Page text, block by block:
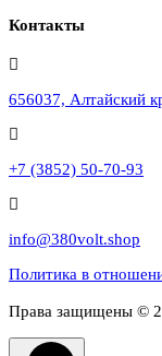
Контакты
656037, Алтайский
+7 (3852) 50-70-93
info@380volt.shop
Политика в
Права защищены ©